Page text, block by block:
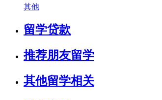
其他
留学贷款
推荐朋友留学
其他留学相关